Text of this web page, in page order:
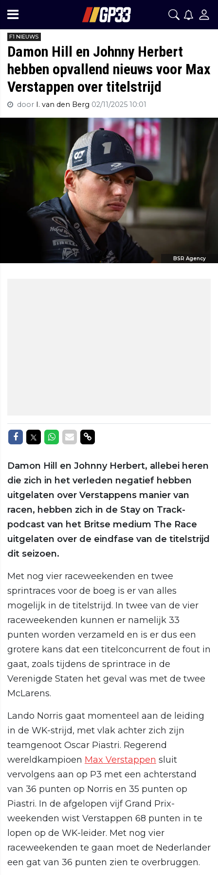
F1 NIEUWS
Damon Hill en Johnny Herbert
hebben opvallend nieuws voor Max
Verstappen over titelstrijd
door I. van den Berg 02/11/2025 10:01
BSR Agency
Delen op Facebook
Delen op Twitter
Delen op Whatsapp
Delen via Mail
Delen via link
Damon Hill en Johnny Herbert, allebei heren
die zich in het verleden negatief hebben
uitgelaten over Verstappens manier van
racen, hebben zich in de Stay on Track-
podcast van het Britse medium The Race
uitgelaten over de eindfase van de titelstrijd
dit seizoen.
Met nog vier raceweekenden en twee
sprintraces voor de boeg is er van alles
mogelijk in de titelstrijd. In twee van de vier
raceweekenden kunnen er namelijk 33
punten worden verzameld en is er dus een
grotere kans dat een titelconcurrent de fout in
gaat, zoals tijdens de sprintrace in de
Verenigde Staten het geval was met de twee
McLarens.
Lando Norris gaat momenteel aan de leiding
in de WK-strijd, met vlak achter zich zijn
teamgenoot Oscar Piastri. Regerend
wereldkampioen Max Verstappen sluit
vervolgens aan op P3 met een achterstand
van 36 punten op Norris en 35 punten op
Piastri. In de afgelopen vijf Grand Prix-
weekenden wist Verstappen 68 punten in te
lopen op de WK-leider. Met nog vier
raceweekenden te gaan moet de Nederlander
een gat van 36 punten zien te overbruggen.